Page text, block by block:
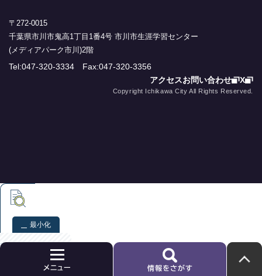
〒272-0015
千葉県市川市鬼高1丁目1番4号 市川市生涯学習センター
(メディアパーク市川)2階
Tel:047-320-3334 Fax:047-320-3356
アクセスお問い合わせ X
Copyright Ichikawa City All Rights Reserved.
最小化
クリア